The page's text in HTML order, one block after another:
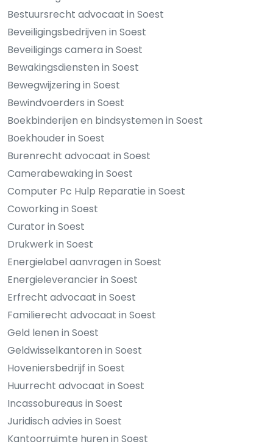
Bestuursrecht advocaat in Soest
Beveiligingsbedrijven in Soest
Beveiligings camera in Soest
Bewakingsdiensten in Soest
Bewegwijzering in Soest
Bewindvoerders in Soest
Boekbinderijen en bindsystemen in Soest
Boekhouder in Soest
Burenrecht advocaat in Soest
Camerabewaking in Soest
Computer Pc Hulp Reparatie in Soest
Coworking in Soest
Curator in Soest
Drukwerk in Soest
Energielabel aanvragen in Soest
Energieleverancier in Soest
Erfrecht advocaat in Soest
Familierecht advocaat in Soest
Geld lenen in Soest
Geldwisselkantoren in Soest
Hoveniersbedrijf in Soest
Huurrecht advocaat in Soest
Incassobureaus in Soest
Juridisch advies in Soest
Kantoorruimte huren in Soest